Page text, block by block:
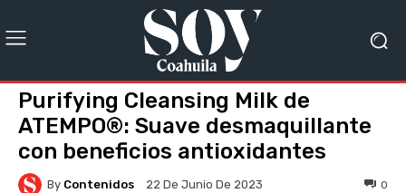
Purifying Cleansing Milk de
ATEMPO®: Suave desmaquillante
con beneficios antioxidantes
By Contenidos 22 De Junio De 2023 0